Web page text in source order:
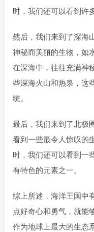
时，我们还可以看到许
然后，我们来到了深海
神秘而美丽的生物，如
在深海中，往往充满神
些深海火山和热泉，这
统。
最后，我们来到了北极
看到一些最令人惊叹的
时，我们还可以看到一
有特色的元素之一。
综上所述，海洋王国中
点好奇心和勇气，就能
作为地球上最大的生态